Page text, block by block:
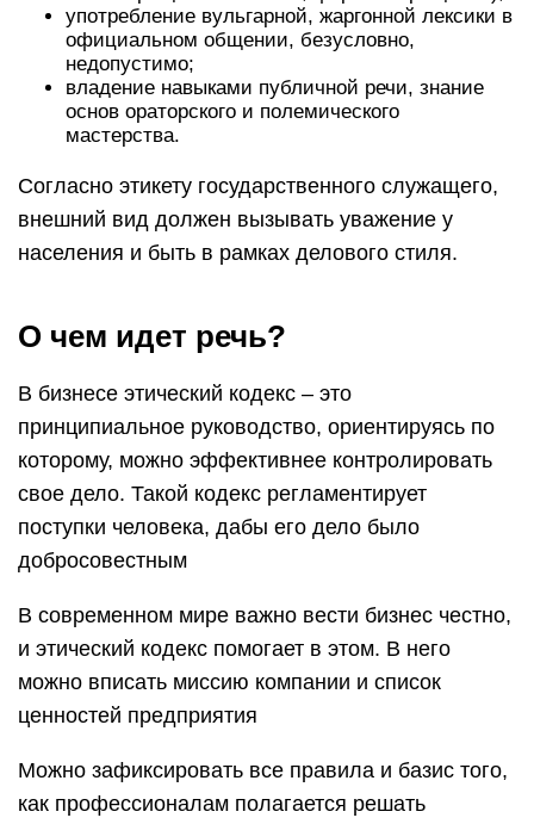
употребление вульгарной, жаргонной лексики в
официальном общении, безусловно,
недопустимо;
владение навыками публичной речи, знание
основ ораторского и полемического
мастерства.
Согласно этикету государственного служащего,
внешний вид должен вызывать уважение у
населения и быть в рамках делового стиля.
О чем идет речь?
В бизнесе этический кодекс – это
принципиальное руководство, ориентируясь по
которому, можно эффективнее контролировать
свое дело. Такой кодекс регламентирует
поступки человека, дабы его дело было
добросовестным
В современном мире важно вести бизнес честно,
и этический кодекс помогает в этом. В него
можно вписать миссию компании и список
ценностей предприятия
Можно зафиксировать все правила и базис того,
как профессионалам полагается решать